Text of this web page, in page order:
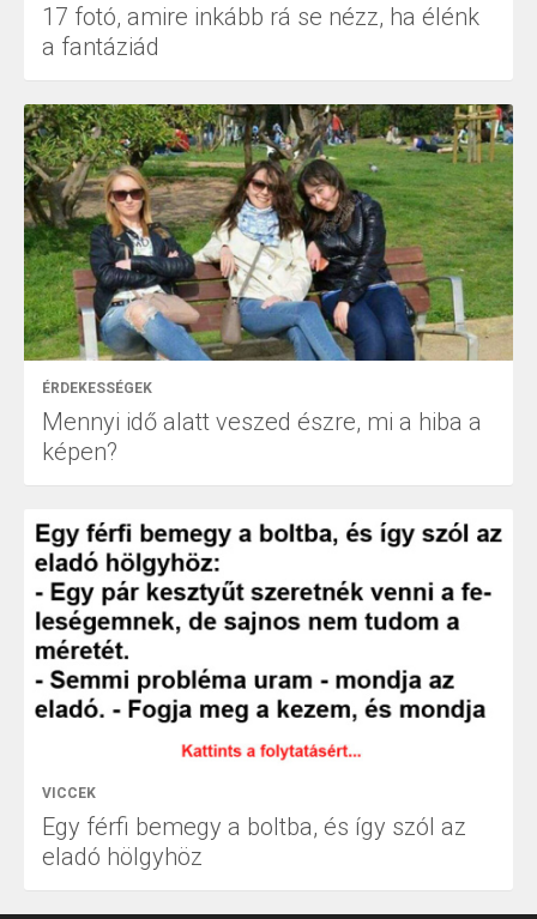
17 fotó, amire inkább rá se nézz, ha élénk
a fantáziád
ÉRDEKESSÉGEK
Mennyi idő alatt veszed észre, mi a hiba a
képen?
VICCEK
Egy férfi bemegy a boltba, és így szól az
eladó hölgyhöz